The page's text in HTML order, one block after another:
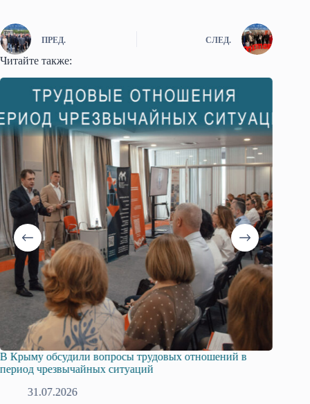
ПРЕД. СЛЕД.
Читайте также:
в
Русская община Крыма и Федерация независимых
профсоюзов Крыма укрепляют сотрудничество
28.07.2026